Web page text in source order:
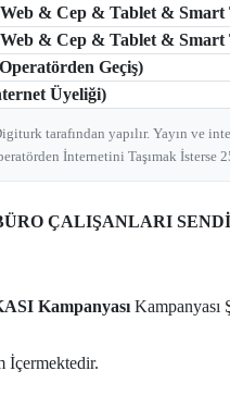
& Cep & Tablet & Smart
& Cep & Tablet & Smart
Geçiş)
Üyeliği)
tarafından yapılır. Yayın ve
İnternetini Taşımak İsterse
ÇALIŞANLARI
Kampanyası Kampanyası
İçermektedir.